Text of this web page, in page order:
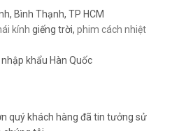
Bình Thạnh, TP HCM
kính giếng trời, phim cách nhiệt
khẩu Hàn Quốc
quý khách hàng đã tin tưởng sử